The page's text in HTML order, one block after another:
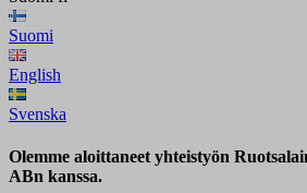
Suomi
English
Svenska
Olemme aloittaneet yhteistyön
ABn kanssa.